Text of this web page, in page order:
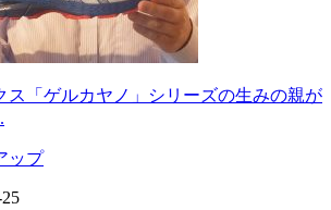
ス「ゲルカヤノ」シリーズの生みの親が
ップ